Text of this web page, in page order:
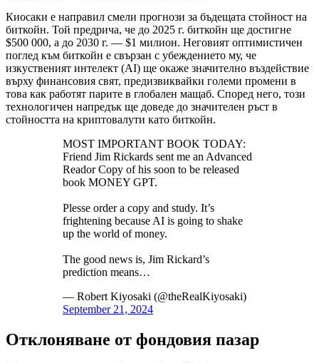
Киосаки е направил смели прогнози за бъдещата стойност на
биткойн. Той предрича, че до 2025 г. биткойн ще достигне
$500 000, а до 2030 г. — $1 милион. Неговият оптимистичен
поглед към биткойн е свързан с убеждението му, че
изкуственият интелект (AI) ще окаже значително въздействие
върху финансовия свят, предизвиквайки големи промени в
това как работят парите в глобален мащаб. Според него, този
технологичен напредък ще доведе до значителен ръст в
стойността на криптовалути като биткойн.
MOST IMPORTANT BOOK TODAY:
Friend Jim Rickards sent me an Advanced
Reador Copy of his soon to be released
book MONEY GPT.
Plesse order a copy and study. It’s
frightening because AI is going to shake
up the world of money.
The good news is, Jim Rickard’s
prediction means…
— Robert Kiyosaki (@theRealKiyosaki)
September 21, 2024
Отклоняване от фондовия пазар